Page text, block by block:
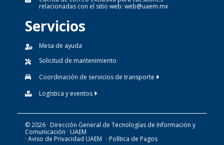
relacionadas con el sitio web: web@uaem.mx
Servicios
Mesa de ayuda
Solicitud de mantenimiento
Coordinación de servicios de transporte
Logística y eventos
© 2026 · Dirección General de Tecnologías de Información y
Comunicación · UAEM
· Aviso de Privacidad UAEM · Política de Pagos